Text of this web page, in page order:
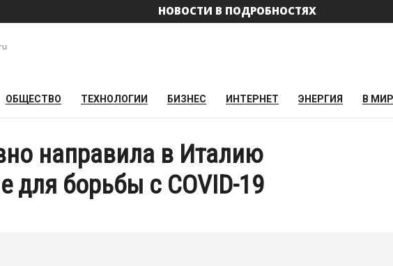
НОВОСТИ В ПОДРОБНОСТЯХ
ОБЩЕСТВО ТЕХНОЛОГИИ БИЗНЕС ИНТЕРНЕТ ЭНЕРГИЯ В
направила в Италию
для борьбы с COVID-19